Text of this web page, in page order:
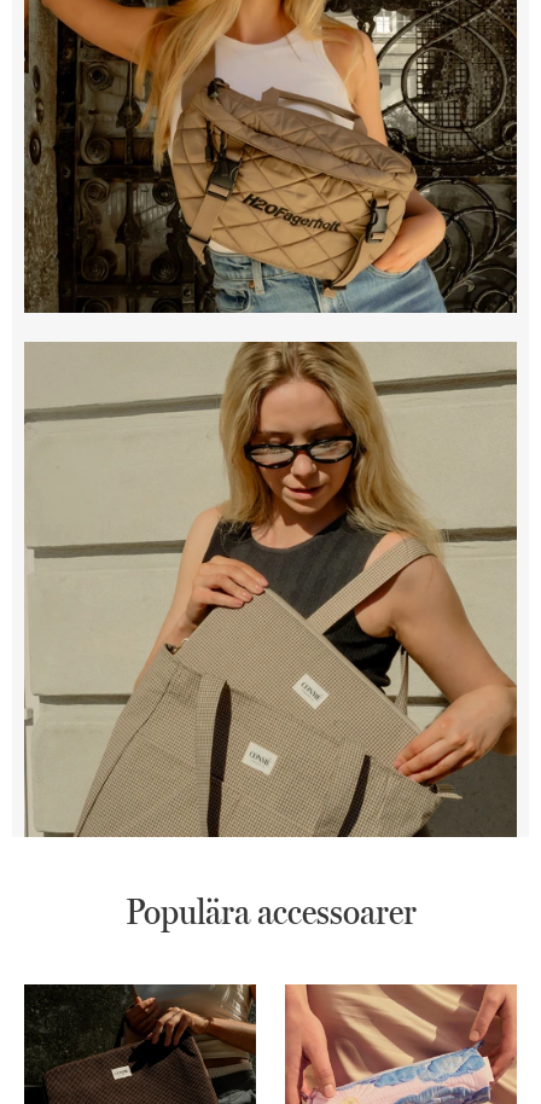
Populära accessoarer